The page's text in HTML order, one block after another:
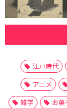
江戸時代
アニメ
雑学
お菓